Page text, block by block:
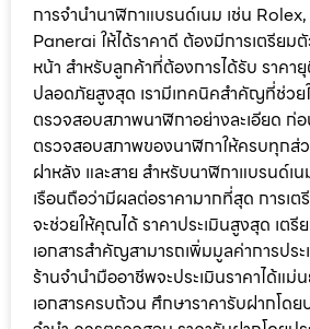
การจำนำนาฬิกาแบรนด์เนม เช่น
Panerai ให้ได้ราคาดี ต้องมีการเตรียม
หน้า สำหรับลูกค้าที่ต้องการได้รับ ราคา
ปลอดภัยสูงสุด เรามีเทคนิคสำคัญที่ช่ว
ตรวจสอบสภาพนาฬิกาอย่างละเอียด ก่
ตรวจสอบสภาพของนาฬิกาให้ครบทุกส่
ฝาหลัง และสาย สำหรับนาฬิกาแบรนด์เ
เรือนถือว่ามีผลต่อราคามากที่สุด การเ
จะช่วยให้คุณได้ ราคาประเมินสูงสุด เตรี
เอกสารสำคัญสามารถเพิ่มมูลค่าการปร
ร้านจำนำมืออาชีพจะประเมินราคาได้แม่
เอกสารครบถ้วน ศึกษาราคารับฝากโด